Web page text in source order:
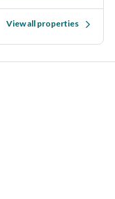
View all properties